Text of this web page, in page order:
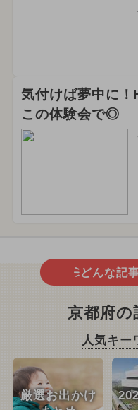
気付けば夢中に
この体験会で◎
どんな記
京都府の
人気キー
厳選お出かけ